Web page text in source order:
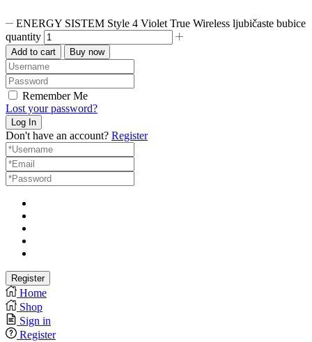
ENERGY SISTEM Style 4 Violet True Wireless ljubičaste bubice
quantity
Add to cart Buy now
Remember Me
Lost your password?
Don't have an account? Register
Home
Shop
Sign in
Register